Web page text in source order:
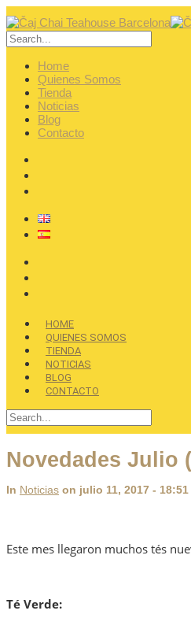
Home
Quienes Somos
Tienda
Noticias
Blog
Contacto
HOME
QUIENES SOMOS
TIENDA
NOTICIAS
BLOG
CONTACTO
Novedades Julio
In Noticias on julio 11, 2017 - 18:51
Este mes llegaron muchos tés
Té Verde: